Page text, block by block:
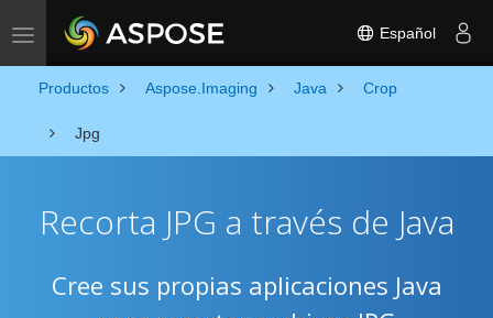
Toggle navigation Español
Productos Aspose.Imaging Java Crop
Jpg
Recorta JPG a través de Java
Cree sus propias aplicaciones Java